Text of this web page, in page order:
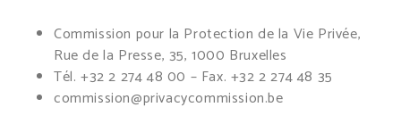
Commission pour la Protection de la Vie Privée,
Rue de la Presse, 35, 1000 Bruxelles
Tél. +32 2 274 48 00 – Fax. +32 2 274 48 35
commission@privacycommission.be